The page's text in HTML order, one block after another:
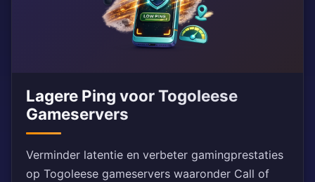
Lagere Ping voor Togoleese
Gameservers
Verminder latentie en verbeter gamingprestaties
op Togoleese gameservers waaronder Call of